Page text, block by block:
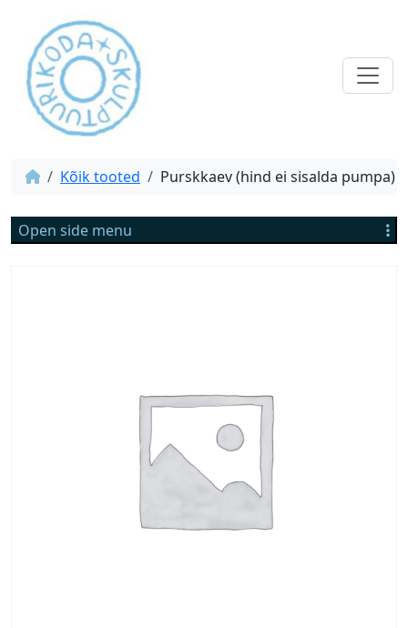
Kõik tooted Purskkaev (hind ei sisalda pumpa)
Open side menu